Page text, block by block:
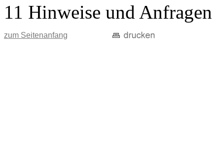
11 Hinweise und Anfragen
zum Seitenanfang